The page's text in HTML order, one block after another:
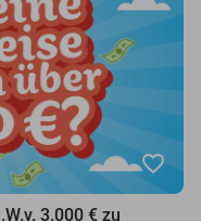
favorite_border
3.000 € zu